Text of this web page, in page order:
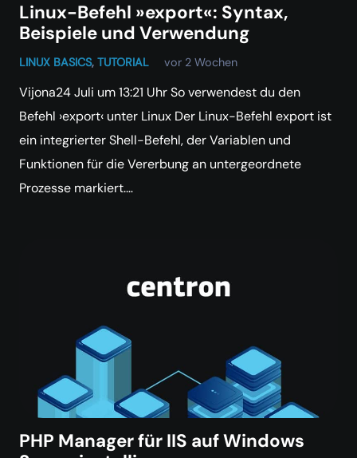
Linux-Befehl »export«: Syntax,
Beispiele und Verwendung
LINUX BASICS, TUTORIAL vor 2 Wochen
Vijona24 Juli um 13:21 Uhr So verwendest du den
Befehl ›export‹ unter Linux Der Linux-Befehl export ist
ein integrierter Shell-Befehl, der Variablen und
Funktionen für die Vererbung an untergeordnete
Prozesse markiert.…
PHP Manager für IIS auf Windows